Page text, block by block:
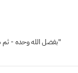
"بفضل الله وحده - ثم